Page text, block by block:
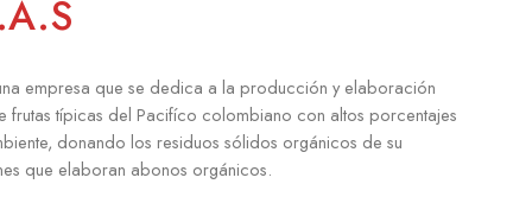
empresa que se dedica a la producción y elaboración
frutas típicas del Pacifíco colombiano con altos porcentajes
donando los residuos sólidos orgánicos de su
que elaboran abonos orgánicos.